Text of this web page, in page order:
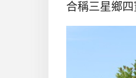
合稱三星鄉四